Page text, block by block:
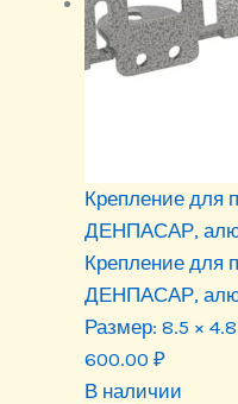
Крепление для
ДЕНПАСАР,
Крепление для
ДЕНПАСАР,
Размер: 8.5 ×
600.00 ₽
В наличии